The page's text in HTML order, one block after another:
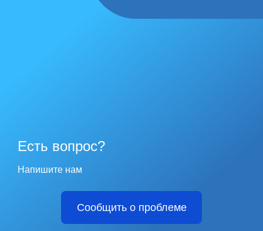
Есть вопрос?
Напишите нам
Сообщить о проблеме